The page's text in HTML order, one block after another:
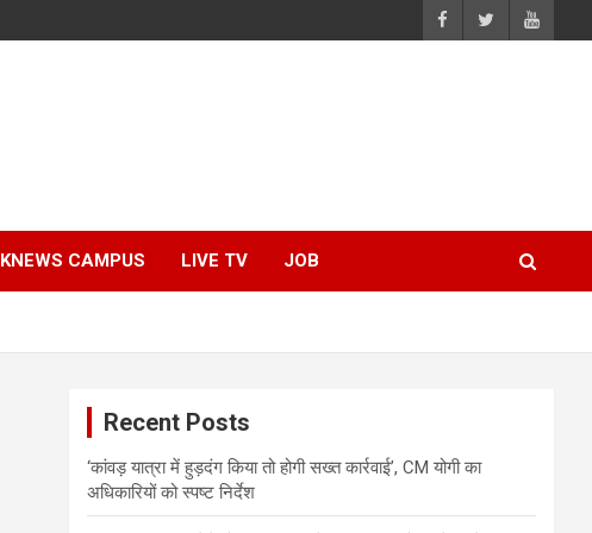
KNEWS CAMPUS LIVE TV JOB
Recent Posts
‘कांवड़ यात्रा में हुड़दंग किया तो होगी सख्त कार्रवाई’, CM योगी का
अधिकारियों को स्पष्ट निर्देश